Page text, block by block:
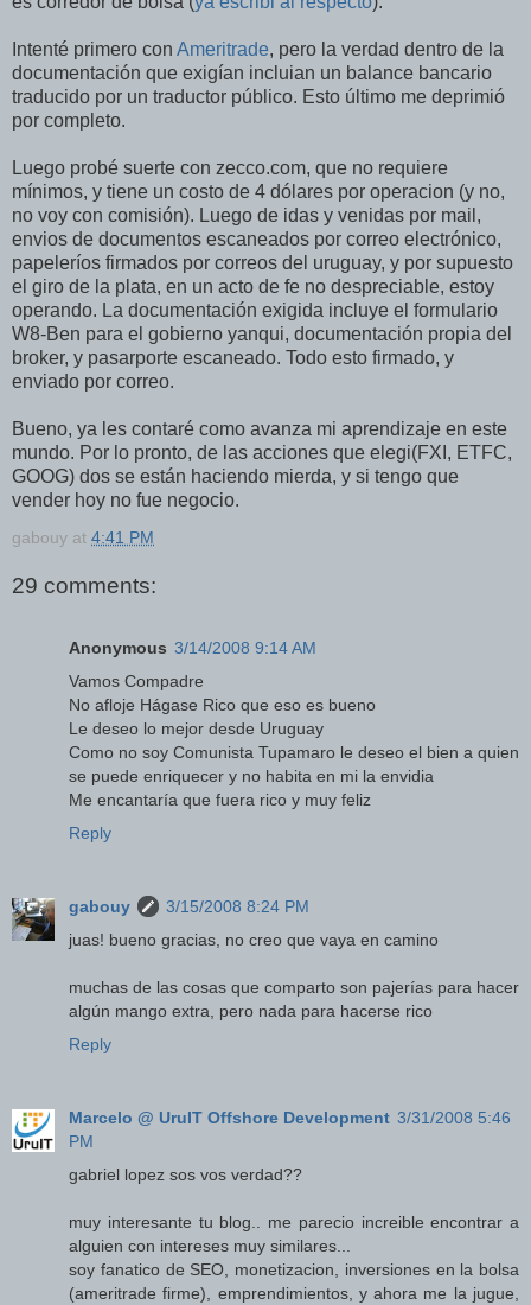
Intenté primero con Ameritrade, pero la verdad dentro de la
documentación que exigían incluian un balance bancario
traducido por un traductor público. Esto último me deprimió
por completo.
Luego probé suerte con zecco.com, que no requiere
mínimos, y tiene un costo de 4 dólares por operacion (y no,
no voy con comisión). Luego de idas y venidas por mail,
envios de documentos escaneados por correo electrónico,
papeleríos firmados por correos del uruguay, y por supuesto
el giro de la plata, en un acto de fe no despreciable, estoy
operando. La documentación exigida incluye el formulario
W8-Ben para el gobierno yanqui, documentación propia del
broker, y pasarporte escaneado. Todo esto firmado, y
enviado por correo.
Bueno, ya les contaré como avanza mi aprendizaje en este
mundo. Por lo pronto, de las acciones que elegi(FXI, ETFC,
GOOG) dos se están haciendo mierda, y si tengo que
vender hoy no fue negocio.
gabouy at 4:41 PM
29 comments:
Anonymous 3/14/2008 9:14 AM
Vamos Compadre
No afloje Hágase Rico que eso es bueno
Le deseo lo mejor desde Uruguay
Como no soy Comunista Tupamaro le deseo el bien a quien
se puede enriquecer y no habita en mi la envidia
Me encantaría que fuera rico y muy feliz
Reply
gabouy
3/15/2008 8:24 PM
juas! bueno gracias, no creo que vaya en camino
muchas de las cosas que comparto son pajerías para hacer
algún mango extra, pero nada para hacerse rico
Reply
Marcelo @ UruIT Offshore Development 3/31/2008 5:46
PM
gabriel lopez sos vos verdad??
muy interesante tu blog.. me parecio increible encontrar a
alguien con intereses muy similares...
soy fanatico de SEO, monetizacion, inversiones en la bolsa
(ameritrade firme), emprendimientos, y ahora me la jugue,